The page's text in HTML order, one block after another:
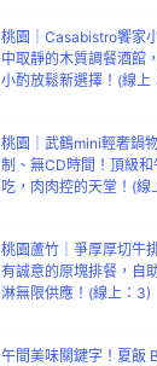
桃園｜Casabistro饗家
中取靜的木質調餐酒館
小酌放鬆新選擇！(線上
桃園｜武鶴mini輕奢鍋
制、無CD時間！頂級
吃，肉肉控的天堂！(線
桃園蘆竹｜爭厚厚切牛
有誠意的原塊排餐，自
淋無限供應！(線上：3)
午間美味關鍵字！夏飯